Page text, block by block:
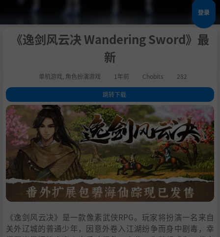
登录
《逸剑风云决 Wandering Sword》最
新
单机游戏 角色扮演游戏 1年前 Chobits 282
跳转下载
1.评测
2. 关于此游戏
3 .系统需求
4.支持作者
5. 包含DLC
学习
《逸剑风云决》是一款像素武侠RPG。玩家将扮演一名来自
关外辽城的普通少年，因意外卷入江湖纷争而身中剧毒，幸